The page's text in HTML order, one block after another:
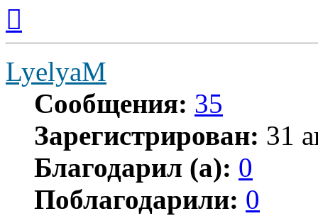
началу
LyelyaM
Сообщения: 35
Зарегистрирован: 31
Благодарил (а): 0
Поблагодарили: 0